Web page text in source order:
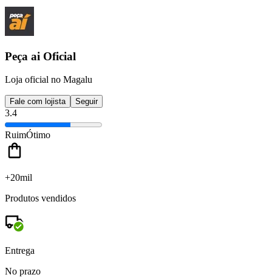
Peça ai Oficial
Loja oficial no Magalu
Fale com lojista Seguir
3.4
RuimÓtimo
+20mil
Produtos vendidos
Entrega
No prazo